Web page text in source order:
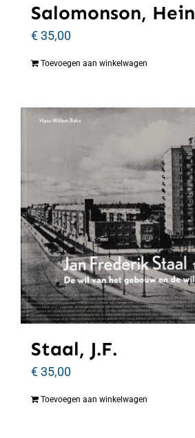
Salomonson, Hein
€35,00
Toevoegen aan winkelwagen
Staal, J.F.
€35,00
Toevoegen aan winkelwagen